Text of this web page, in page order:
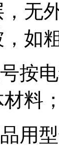
，
，
按电
料
用型